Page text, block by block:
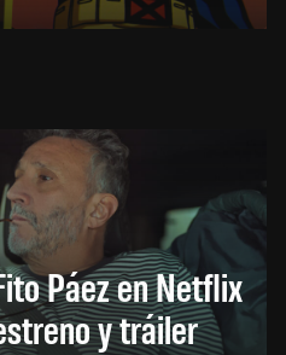
Páez en Netflix
y tráiler